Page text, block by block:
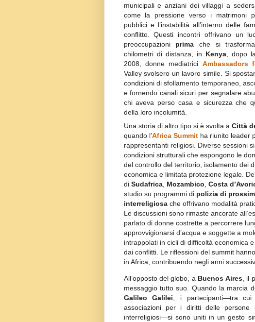
municipali e anziani dei villaggi a
come la pressione verso i matrimoni
pubblici e l’instabilità all’interno delle
conflitto. Questi incontri offrivano un
preoccupazioni prima che si
chilometri di distanza, in Kenya, dopo
2008, donne mediatrici Ambassadors
Valley svolsero un lavoro simile. Si
condizioni di sfollamento temporaneo,
e fornendo canali sicuri per segnalare
chi aveva perso casa e sicurezza che
della loro incolumità.
Una storia di altro tipo si è svolta a Città
quando l’Africa Summit ha riunito leader
rappresentanti religiosi. Diverse sessioni
condizioni strutturali che espongono le
del controllo del territorio, isolamento dei
economica e limitata protezione legale.
di Sudafrica, Mozambico Costa
studio su programmi di polizia di
interreligiosache offrivano modalità
Le discussioni sono rimaste ancorate
parlato di donne costrette a percorrere
approvvigionarsi d’acqua e soggette a
intrappolati in cicli di difficoltà economica
dai conflitti. Le riflessioni del summit
in Africa, contribuendo negli anni
All’opposto del globo, a Buenos Aires, il
messaggio tutto suo. Quando la marcia
Galileo Galilei , i partecipanti—tra cui
associazioni per i diritti delle persone
interreligiosi—si sono uniti in un gesto